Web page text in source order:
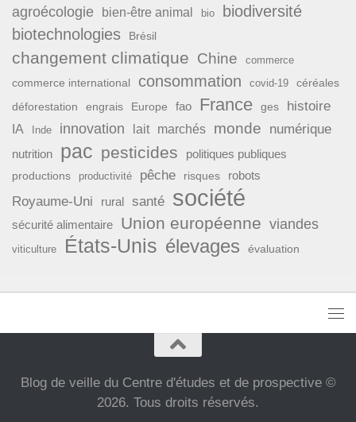
agroécologie bien-être animal bio
biodiversité
biotechnologies
Brésil
changement climatique Chine commerce
commerce international consommation covid-19 céréales
déforestation engrais Europe fao France ges histoire
IA Inde innovation lait marchés monde numérique
nutrition pac pesticides politiques publiques
productions productivité pêche risques robots
Royaume-Uni rural santé société
sécurité alimentaire Union européenne viandes
viticulture États-Unis élevages évaluation
Blog de veille du Centre d'études et de prospective ©
2026. Tous droits réservés.